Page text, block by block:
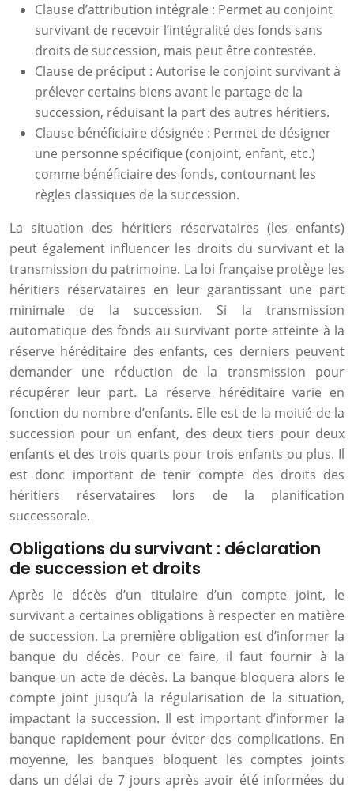
Clause d’attribution intégrale : Permet au conjoint
survivant de recevoir l’intégralité des fonds sans
droits de succession, mais peut être contestée.
Clause de préciput : Autorise le conjoint survivant à
prélever certains biens avant le partage de la
succession, réduisant la part des autres héritiers.
Clause bénéficiaire désignée : Permet de désigner
une personne spécifique (conjoint, enfant, etc.)
comme bénéficiaire des fonds, contournant les
règles classiques de la succession.
La situation des héritiers réservataires (les enfants)
peut également influencer les droits du survivant et la
transmission du patrimoine. La loi française protège les
héritiers réservataires en leur garantissant une part
minimale de la succession. Si la transmission
automatique des fonds au survivant porte atteinte à la
réserve héréditaire des enfants, ces derniers peuvent
demander une réduction de la transmission pour
récupérer leur part. La réserve héréditaire varie en
fonction du nombre d’enfants. Elle est de la moitié de la
succession pour un enfant, des deux tiers pour deux
enfants et des trois quarts pour trois enfants ou plus. Il
est donc important de tenir compte des droits des
héritiers réservataires lors de la planification
successorale.
Obligations du survivant : déclaration
de succession et droits
Après le décès d’un titulaire d’un compte joint, le
survivant a certaines obligations à respecter en matière
de succession. La première obligation est d’informer la
banque du décès. Pour ce faire, il faut fournir à la
banque un acte de décès. La banque bloquera alors le
compte joint jusqu’à la régularisation de la situation,
impactant la succession. Il est important d’informer la
banque rapidement pour éviter des complications. En
moyenne, les banques bloquent les comptes joints
dans un délai de 7 jours après avoir été informées du